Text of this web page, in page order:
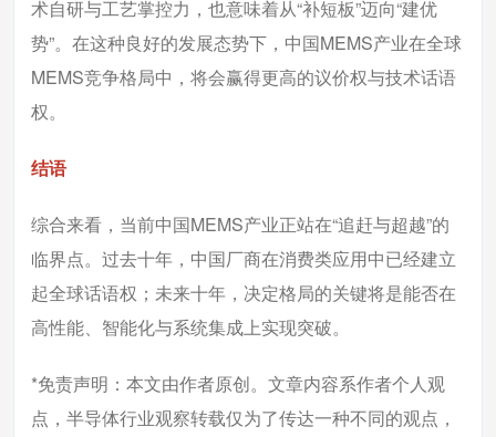
术自研与工艺掌控力，也意味着从“补短板”迈向“建优
势”。在这种良好的发展态势下，中国MEMS产业在全球
MEMS竞争格局中，将会赢得更高的议价权与技术话语
权。
结语
综合来看，当前中国MEMS产业正站在“追赶与超越”的
临界点。过去十年，中国厂商在消费类应用中已经建立
起全球话语权；未来十年，决定格局的关键将是能否在
高性能、智能化与系统集成上实现突破。
*免责声明：本文由作者原创。文章内容系作者个人观
点，半导体行业观察转载仅为了传达一种不同的观点，